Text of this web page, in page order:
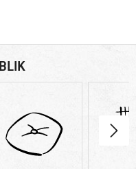
- oplysningerne får du